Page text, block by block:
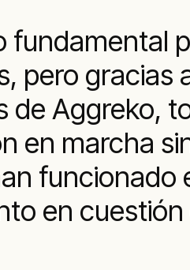
fundamental
pero gracias
Aggreko,
en marcha
en